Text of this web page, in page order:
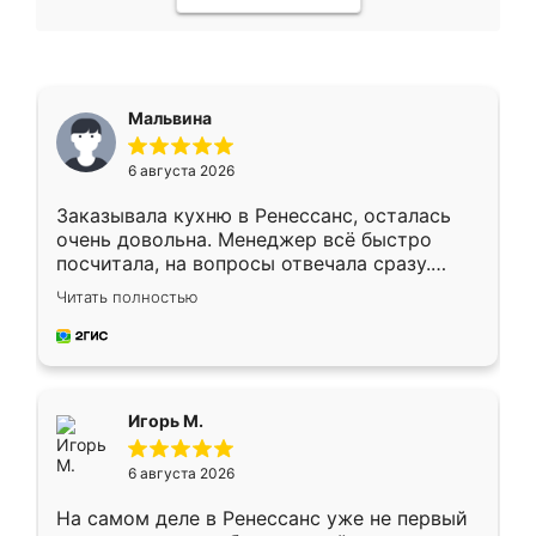
Мальвина
6 августа 2026
Заказывала кухню в Ренессанс, осталась
очень довольна. Менеджер всё быстро
посчитала, на вопросы отвечала сразу.
Замерщик приехал в субботу, подошёл к
делу со всей ответственностью. Собрали
за день, ребята работали аккуратно, даже
Читать полностью
Игорь М.
6 августа 2026
На самом деле в Ренессанс уже не первый